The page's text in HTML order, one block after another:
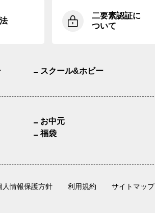
二要素認証に
ついて
スクール&ホビー
お中元
福袋
人情報保護方針 利用規約 サイトマップ